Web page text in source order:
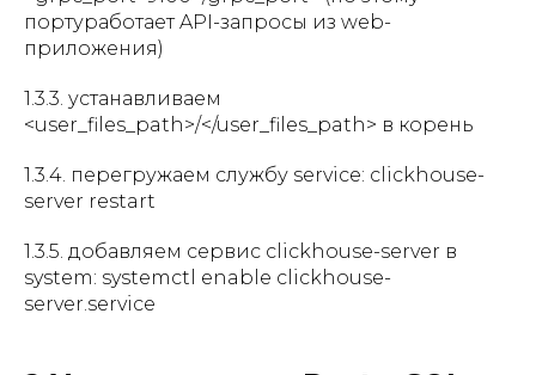
портуработает API-запросы из web-
приложения)
1.3.3. устанавливаем
<user_files_path>/</user_files_path> в корень
1.3.4. перегружаем службу service: clickhouse-
server restart
1.3.5. добавляем сервис clickhouse-server в
system: systemctl enable clickhouse-
server.service